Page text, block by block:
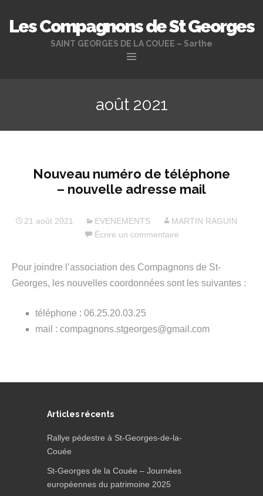
Les Compagnons de St Georges
SAINT GEORGES DE LA COUEE – Sarthe
contenu
août 2021
Nouveau numéro de téléphone
– nouvelle adresse mail
21 août 2021 EVENEMENTS
MARTIN RAGUIN
Écrire un commentaire
Pour joindre l’association des Compagnons de St-
Georges, les nouvelles coordonnées sont les suivantes :
téléphone : 06.25.20.03.25
mail : compagnons.stgeorges@gmail.com
Articles récents
Rallye pédestre à St-Georges-de-la-
Couée
St-Georges de la Couée – Journées
européennes du patrimoine 2025